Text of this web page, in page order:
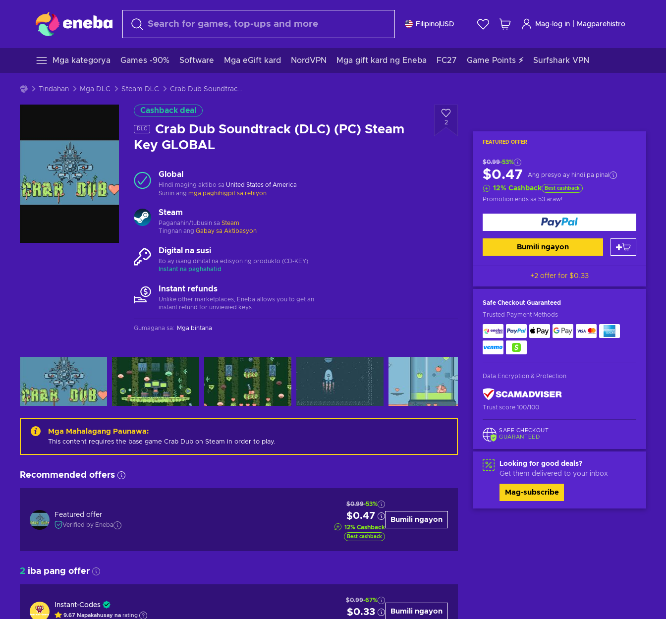
FilipinoUSD Mag-log in Magparehistro
Mga kategorya Games -90% Software Mga eGift kard NordVPN Mga gift kard ng Eneba FC27 Game Points ⚡ Surfshark VPN
Tindahan Mga DLC Steam DLC Crab Dub Soundtrack (DLC) (PC) Steam Key GLOBAL
Cashback deal
DLC
Crab Dub Soundtrack (DLC) (PC) Steam
Key GLOBAL
2
FEATURED OFFER
$0.99-53%
$0.47 Ang presyo ay hindi pa pinal
12% Cashback Best cashback
Promotion ends sa 53 araw!
Bumili ngayon
+2 offer for $0.33
Safe Checkout Guaranteed
Trusted Payment Methods
Data Encryption & Protection
Trust score 100/100
SAFE CHECKOUT
GUARANTEED
Looking for good deals?
Get them delivered to your inbox
Mag-subscribe
Global
Hindi maging aktibo sa United States of America
Suriin ang mga paghihigpit sa rehiyon
Steam
Paganahin/tubusin sa Steam
Tingnan ang Gabay sa Aktibasyon
Digital na susi
Ito ay isang dihital na edisyon ng produkto (CD-KEY)
Instant na paghahatid
Instant refunds
Unlike other marketplaces, Eneba allows you to get an
instant refund for unviewed keys.
Gumagana sa: Mga bintana
Mga Mahalagang Paunawa:
This content requires the base game Crab Dub on Steam in order to play.
Recommended offers
Featured offer
Verified by Eneba
$0.99-53%
$0.47
12% Cashback
Best cashback
Bumili ngayon
2 iba pang offer
Instant-Codes
9.67 Napakahusay na rating
$0.99-67%
$0.33 Bumili ngayon